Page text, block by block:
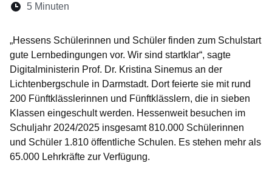
Lesedauer:
5 Minuten
„Hessens Schülerinnen und Schüler finden zum Schulstart
gute Lernbedingungen vor. Wir sind startklar“, sagte
Digitalministerin Prof. Dr. Kristina Sinemus an der
Lichtenbergschule in Darmstadt. Dort feierte sie mit rund
200 Fünftklässlerinnen und Fünftklässlern, die in sieben
Klassen eingeschult werden. Hessenweit besuchen im
Schuljahr 2024/2025 insgesamt 810.000 Schülerinnen
und Schüler 1.810 öffentliche Schulen. Es stehen mehr als
65.000 Lehrkräfte zur Verfügung.